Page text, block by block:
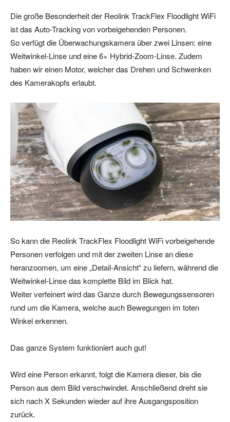
Die große Besonderheit der Reolink TrackFlex Floodlight WiFi
ist das Auto-Tracking von vorbeigehenden Personen.
So verfügt die Überwachungskamera über zwei Linsen: eine
Weitwinkel-Linse und eine 6× Hybrid-Zoom-Linse. Zudem
haben wir einen Motor, welcher das Drehen und Schwenken
des Kamerakopfs erlaubt.
So kann die Reolink TrackFlex Floodlight WiFi vorbeigehende
Personen verfolgen und mit der zweiten Linse an diese
heranzoomen, um eine „Detail-Ansicht“ zu liefern, während die
Weitwinkel-Linse das komplette Bild im Blick hat.
Weiter verfeinert wird das Ganze durch Bewegungssensoren
rund um die Kamera, welche auch Bewegungen im toten
Winkel erkennen.
Das ganze System funktioniert auch gut!
Wird eine Person erkannt, folgt die Kamera dieser, bis die
Person aus dem Bild verschwindet. Anschließend dreht sie
sich nach X Sekunden wieder auf ihre Ausgangsposition
zurück.